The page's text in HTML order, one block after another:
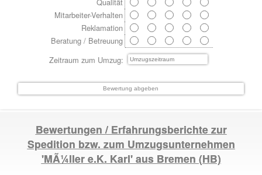
Zeitraum zum Umzug:
Mitarbeiter-Verhalten
Reklamation
Beratung / Betreuung
Bewertungen / Erfahrungsberichte zur
Spedition bzw. zum Umzugsunternehmen
'MÃ¼ller e.K. Karl' aus Bremen (HB)